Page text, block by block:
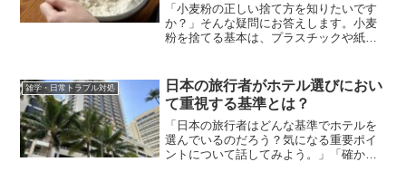
「小麦粉の正しい捨て方を知りたいです
か？」そんな疑問にお答えします。小麦
粉を捨てる基本は、プラスチックや紙の
に流さないでください。また、居住地域
によっては廃棄方法が異な...
雑学・日常トラブル対処
日本の旅行者がホテル選びにおい
て重視する基準とは？
「日本の旅行者はどんな基準でホテルを
選んでいるのだろう？気になる重要ポイ
ントについて話してみよう。」「確か